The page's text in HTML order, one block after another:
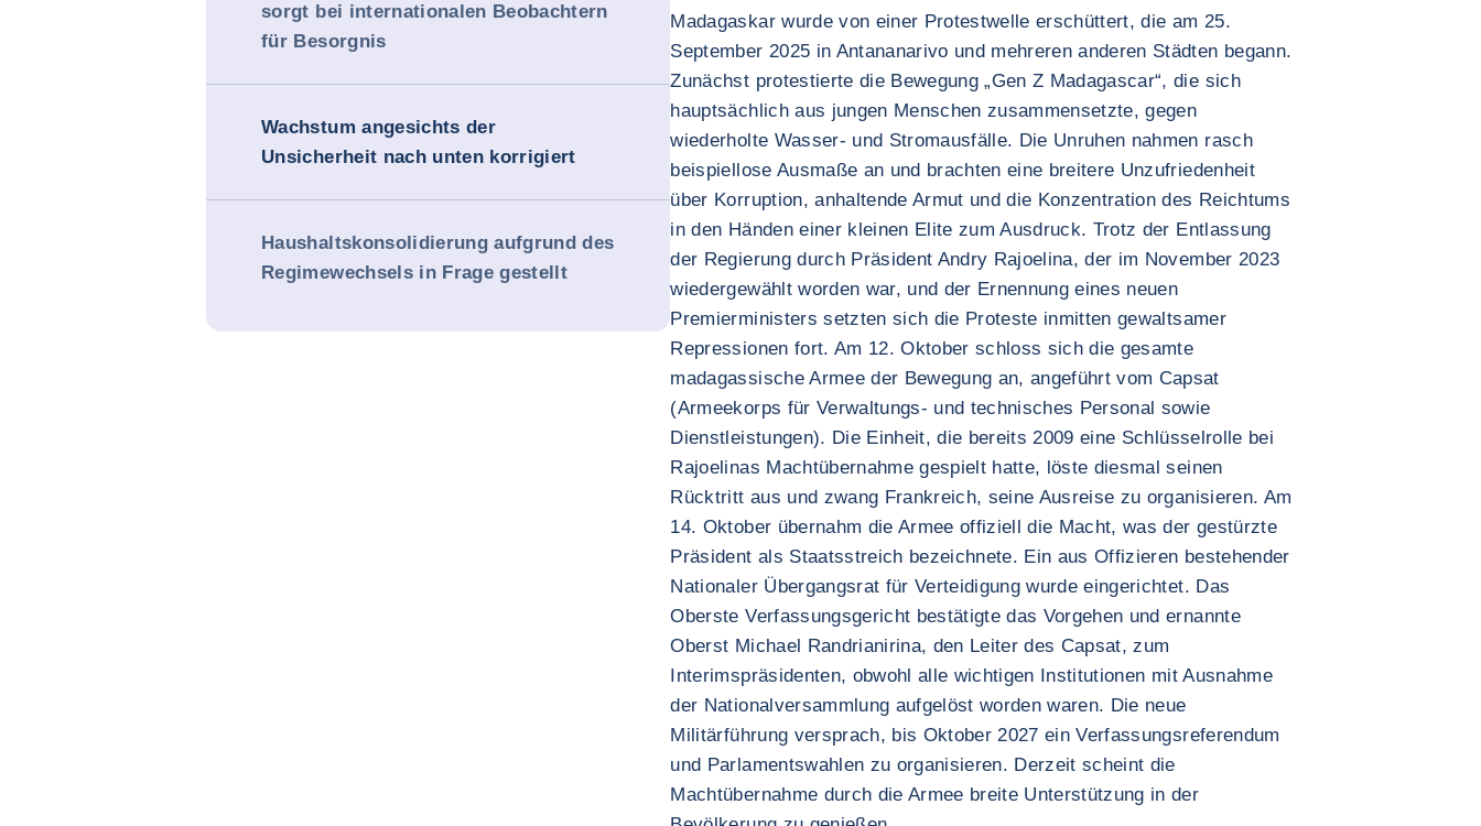
sorgt bei internationalen Beobachtern
für Besorgnis
Wachstum angesichts der
Unsicherheit nach unten korrigiert
Haushaltskonsolidierung aufgrund des
Regimewechsels in Frage gestellt
Madagaskar wurde von einer Protestwelle erschüttert, die am 25.
September 2025 in Antananarivo und mehreren anderen Städten begann.
Zunächst protestierte die Bewegung „Gen Z Madagascar“, die sich
hauptsächlich aus jungen Menschen zusammensetzte, gegen
wiederholte Wasser- und Stromausfälle. Die Unruhen nahmen rasch
beispiellose Ausmaße an und brachten eine breitere Unzufriedenheit
über Korruption, anhaltende Armut und die Konzentration des Reichtums
in den Händen einer kleinen Elite zum Ausdruck. Trotz der Entlassung
der Regierung durch Präsident Andry Rajoelina, der im November 2023
wiedergewählt worden war, und der Ernennung eines neuen
Premierministers setzten sich die Proteste inmitten gewaltsamer
Repressionen fort. Am 12. Oktober schloss sich die gesamte
madagassische Armee der Bewegung an, angeführt vom Capsat
(Armeekorps für Verwaltungs- und technisches Personal sowie
Dienstleistungen). Die Einheit, die bereits 2009 eine Schlüsselrolle bei
Rajoelinas Machtübernahme gespielt hatte, löste diesmal seinen
Rücktritt aus und zwang Frankreich, seine Ausreise zu organisieren. Am
14. Oktober übernahm die Armee offiziell die Macht, was der gestürzte
Präsident als Staatsstreich bezeichnete. Ein aus Offizieren bestehender
Nationaler Übergangsrat für Verteidigung wurde eingerichtet. Das
Oberste Verfassungsgericht bestätigte das Vorgehen und ernannte
Oberst Michael Randrianirina, den Leiter des Capsat, zum
Interimspräsidenten, obwohl alle wichtigen Institutionen mit Ausnahme
der Nationalversammlung aufgelöst worden waren. Die neue
Militärführung versprach, bis Oktober 2027 ein Verfassungsreferendum
und Parlamentswahlen zu organisieren. Derzeit scheint die
Machtübernahme durch die Armee breite Unterstützung in der